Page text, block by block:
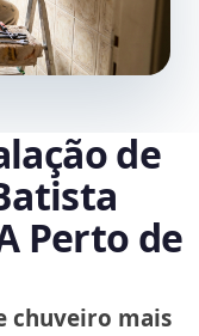
de
Perto de
chuveiro mais